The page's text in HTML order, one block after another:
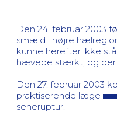
Den 24. februar 2003
smæld i højre
kunne herefter ikke
hævede stærkt, og der
Den 27. februar 2003
praktiserende læge
seneruptur.